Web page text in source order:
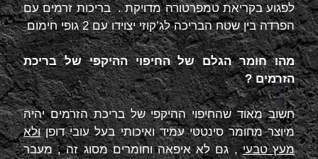
לפגוע בקריאת טמפרטורה מדויקת . בריכות זרמים עם
הפרדה בין שטח הבריכה לג’קוזי יצוידו עם 2 גופי חימום
מהו חומר הגלם של החיפוי ההיקפי של בריכת
הזרמים ?
חשוב מאוד שהחיפוי ההיקפי של בריכת הזרמים יהיה
מיוצר מחומר סינטטי עמיד ואיכותי בעל עובי דופןולא
מעץ טבעי, גם לא איפאה וחומרים מסוג זה , מעבר